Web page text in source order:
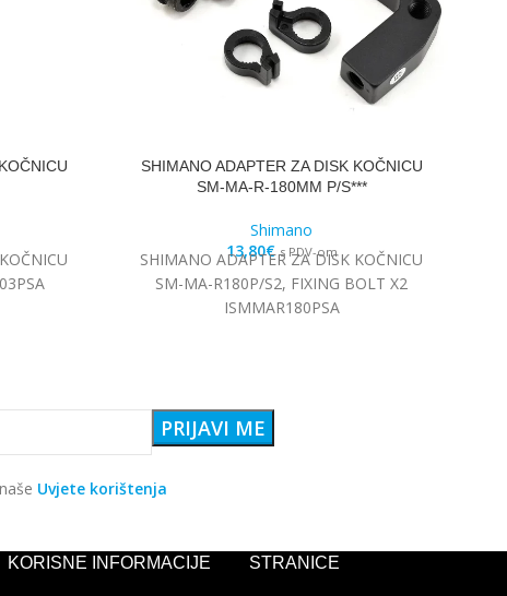
SHIMANO ADAPTER ZA DISK KOČNICU
SM-MA-R-180MM P/S***
Shimano
13,80€ s PDV-om
SHIMANO ADAPTER ZA DISK KOČNICU
SM-MA-R180P/S2, FIXING BOLT X2
ISMMAR180PSA
Uvjete korištenja
KORISNE INFORMACIJE STRANICE